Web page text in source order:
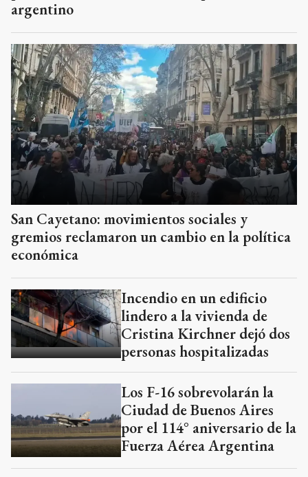
argentino
San Cayetano: movimientos sociales y
gremios reclamaron un cambio en la política
económica
Incendio en un edificio
lindero a la vivienda de
Cristina Kirchner dejó dos
personas hospitalizadas
Los F-16 sobrevolarán la
Ciudad de Buenos Aires
por el 114° aniversario de la
Fuerza Aérea Argentina